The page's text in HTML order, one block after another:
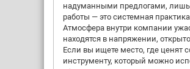
надуманными предлогами, лишь
работы — это системная
Атмосфера внутри компании
находятся в напряжении,
Если вы ищете место, где ценят
инструменту, который можно